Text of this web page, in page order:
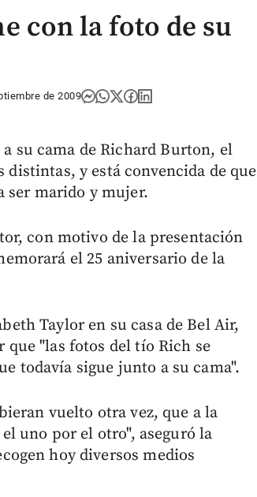
con la foto de su
de 2009
su cama de Richard Burton, el
distintas, y está convencida de que
ser marido y mujer.
con motivo de la presentación
el 25 aniversario de la
Taylor en su casa de Bel Air,
que "las fotos del tío Rich se
todavía sigue junto a su cama".
vuelto otra vez, que a la
uno por el otro", aseguró la
hoy diversos medios